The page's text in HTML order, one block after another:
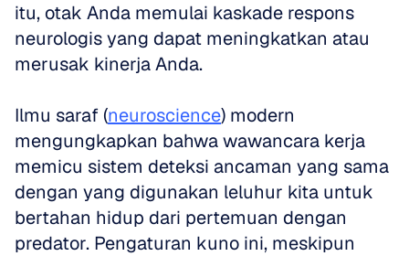
itu, otak Anda memulai kaskade respons
neurologis yang dapat meningkatkan atau
merusak kinerja Anda.
Ilmu saraf (neuroscience) modern
mengungkapkan bahwa wawancara kerja
memicu sistem deteksi ancaman yang sama
dengan yang digunakan leluhur kita untuk
bertahan hidup dari pertemuan dengan
predator. Pengaturan kuno ini, meskipun